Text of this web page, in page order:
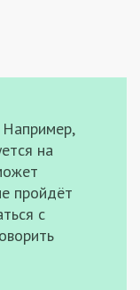
на
пройдёт
с